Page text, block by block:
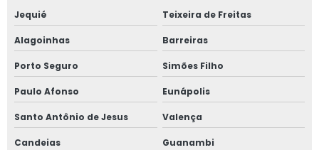
Jequié Teixeira de Freitas
Alagoinhas Barreiras
Porto Seguro Simões Filho
Paulo Afonso Eunápolis
Santo Antônio de Jesus Valença
Candeias Guanambi